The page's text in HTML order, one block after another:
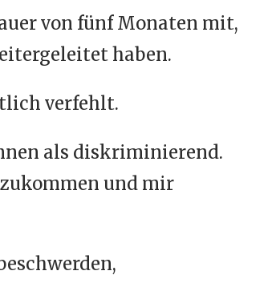
von fünf Monaten mit,
haben.
verfehlt.
als diskriminierend.
und mir